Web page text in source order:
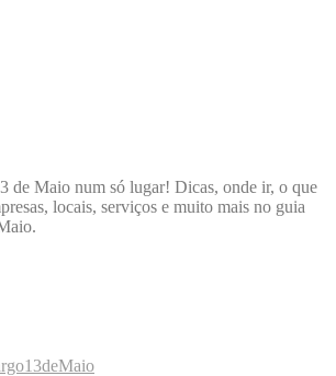
de Maio num só lugar! Dicas, onde ir, o que
locais, serviços e muito mais no guia